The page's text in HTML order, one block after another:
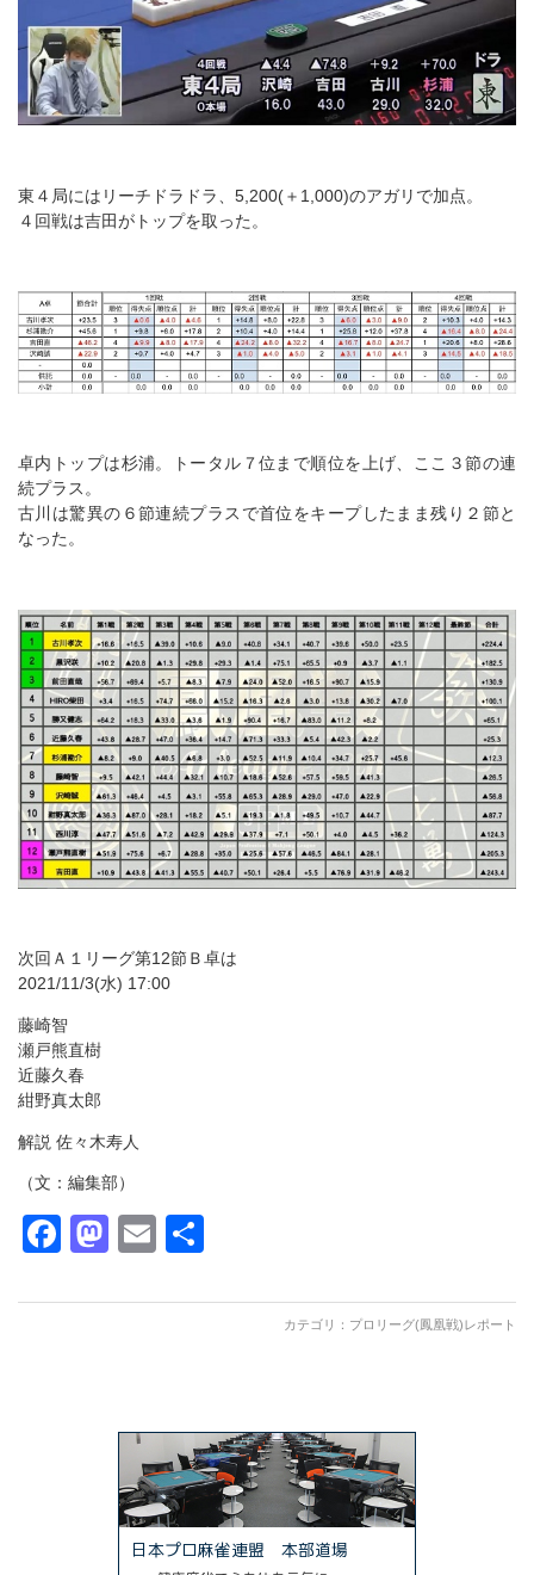
東４局にはリーチドラドラ、5,200(＋1,000)のアガリで加点。
４回戦は吉田がトップを取った。
卓内トップは杉浦。トータル７位まで順位を上げ、ここ３節の連
続プラス。
古川は驚異の６節連続プラスで首位をキープしたまま残り２節と
なった。
次回Ａ１リーグ第12節Ｂ卓は
2021/11/3(水) 17:00
藤崎智
瀬戸熊直樹
近藤久春
紺野真太郎
解説 佐々木寿人
（文：編集部）
Facebook
Mastodon
Email
カテゴリ： プロリーグ(鳳凰戦)レポート
日本プロ麻雀連盟 本部道場